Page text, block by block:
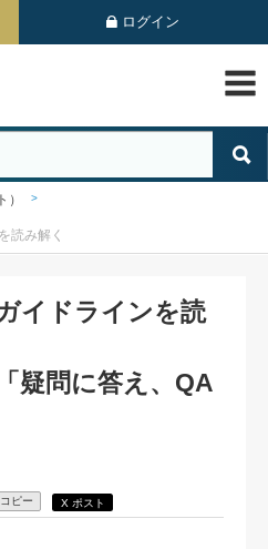
ログイン
読み解く
イドラインを読
疑問に答え、QA
ピー X ポスト